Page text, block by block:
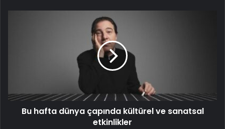
Bu hafta dünya çapında kültürel ve sanatsal
etkinlikler